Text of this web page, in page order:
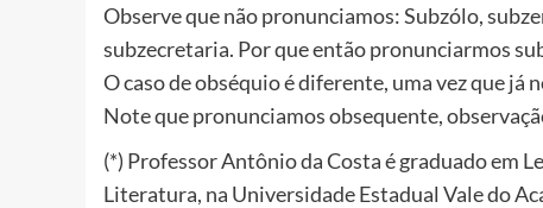
Observe que não pronunciamos: Subzólo,
subzecretaria. Por que então pronunciarmos
O caso de obséquio é diferente, uma vez que já
Note que pronunciamos obsequente,
(*) Professor Antônio da Costa é graduado em
Literatura, na Universidade Estadual Vale do